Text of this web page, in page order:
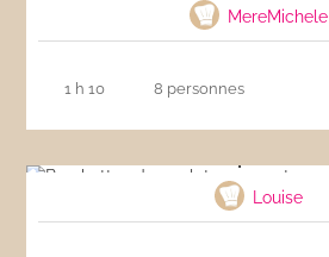
MereMichele
1 h 10 8 personnes
Louise